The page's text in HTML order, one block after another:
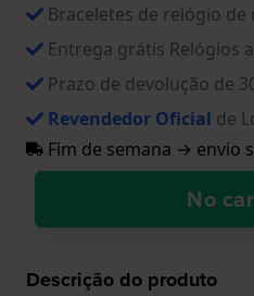
Braceletes de relógio de
Entrega grátis Relógios
Prazo de devolução de
Revendedor Oficial de
Fim de semana → envio
No
Descrição do produto